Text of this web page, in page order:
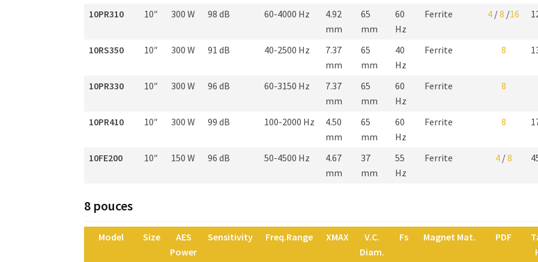
10PR310 10″ 300 W 98 dB 60-4000 Hz
4.92
mm
65
mm
60
Hz
Ferrite 4 /8 /16
10RS350 10″ 300 W 91 dB 40-2500 Hz
7.37
mm
65
mm
40
Hz
Ferrite 8
10PR330 10″ 300 W 96 dB 60-3150 Hz
7.37
mm
65
mm
60
Hz
Ferrite 8
10PR410 10″ 300 W 99 dB 100-2000 Hz
4.50
mm
65
mm
60
Hz
Ferrite 8
10FE200 10″ 150 W 96 dB 50-4500 Hz
4.67
mm
37
mm
55
Hz
Ferrite 4 /8
8 pouces
Model Size
AES
Power
Sensitivity Freq.Range XMAX
V.C.
Diam.
Fs Magnet Mat. PDF